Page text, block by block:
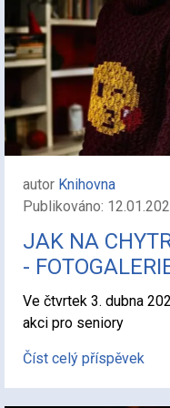
autor Knihovna
Publikováno:
JAK NA
-
Ve čtvrtek 3. dubna
akci pro seniory
Číst celý příspěvek